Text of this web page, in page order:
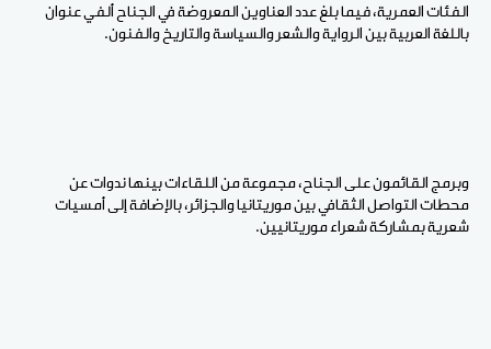
الفئات العمرية، فيما بلغ عدد العناوين المعروضة في الجناح ألفي عنوان
باللغة العربية بين الرواية والشعر والسياسة والتاريخ والفنون.
وبرمج القائمون على الجناح، مجموعة من اللقاءات بينها ندوات عن
محطات التواصل الثقافي بين موريتانيا والجزائر، بالإضافة إلى أمسيات
شعرية بمشاركة شعراء موريتانيين.